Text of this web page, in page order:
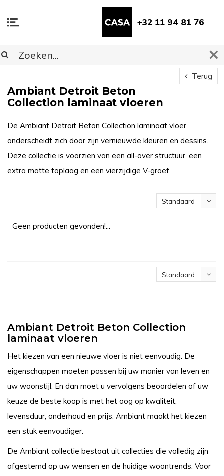
+32 11 94 81 76
Terug
Ambiant Detroit Beton
Collection laminaat vloeren
De Ambiant Detroit Beton Collection laminaat vloer
onderscheidt zich door zijn vernieuwde kleuren en dessins.
Deze collectie is voorzien van een all-over structuur, een
extra matte toplaag en een vierzijdige V-groef.
Standaard
Geen producten gevonden!...
Standaard
Ambiant Detroit Beton Collection
laminaat vloeren
Het kiezen van een nieuwe vloer is niet eenvoudig. De
eigenschappen moeten passen bij uw manier van leven en
uw woonstijl. En dan moet u vervolgens beoordelen of uw
keuze de beste koop is met het oog op kwaliteit,
levensduur, onderhoud en prijs. Ambiant maakt het kiezen
een stuk eenvoudiger.
De Ambiant collectie bestaat uit collecties die volledig zijn
afgestemd op uw wensen en de huidige woontrends. Voor